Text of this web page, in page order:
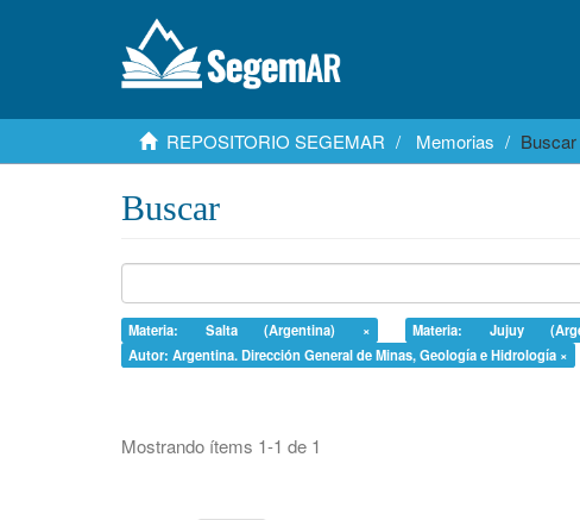
REPOSITORIO SEGEMAR Memorias Buscar
Buscar
Materia: Salta (Argentina) × Materia: Jujuy
Autor: Argentina. Dirección General de Minas, Geología e Hidrología ×
Mostrando ítems 1-1 de 1